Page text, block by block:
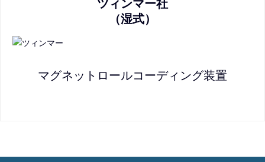
ツィンマー社
（湿式）
マグネットロールコーディング装置